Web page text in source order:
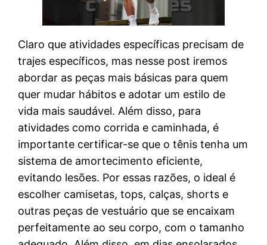
Claro que atividades específicas precisam de
trajes específicos, mas nesse post iremos
abordar as peças mais básicas para quem
quer mudar hábitos e adotar um estilo de
vida mais saudável. Além disso, para
atividades como corrida e caminhada, é
importante certificar-se que o tênis tenha um
sistema de amortecimento eficiente,
evitando lesões. Por essas razões, o ideal é
escolher camisetas, tops, calças, shorts e
outras peças de vestuário que se encaixam
perfeitamente ao seu corpo, com o tamanho